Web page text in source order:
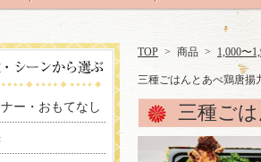
TOP > 商品 > 1,000〜
三種ごはんとあべ鶏唐揚
三種ご
ー・おもてなし